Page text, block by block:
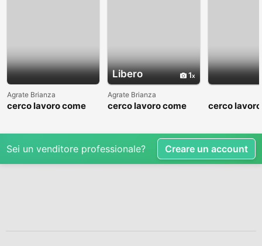
Agrate Brianza
cerco lavoro come
Libero 1
Agrate Brianza
cerco lavoro come
cerco
Sei un venditore professionale? Creare un account